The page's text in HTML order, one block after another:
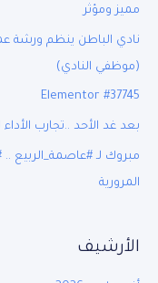
مميز ومؤثر
نادي الباطن ينظم ورشة عمل
(موظفي النادي)
Elementor #37745
بعد غد الأحد ..تجارب الأداء
مبروك لـ #عاصمة_الربيع ..
المرورية
الأرشيف